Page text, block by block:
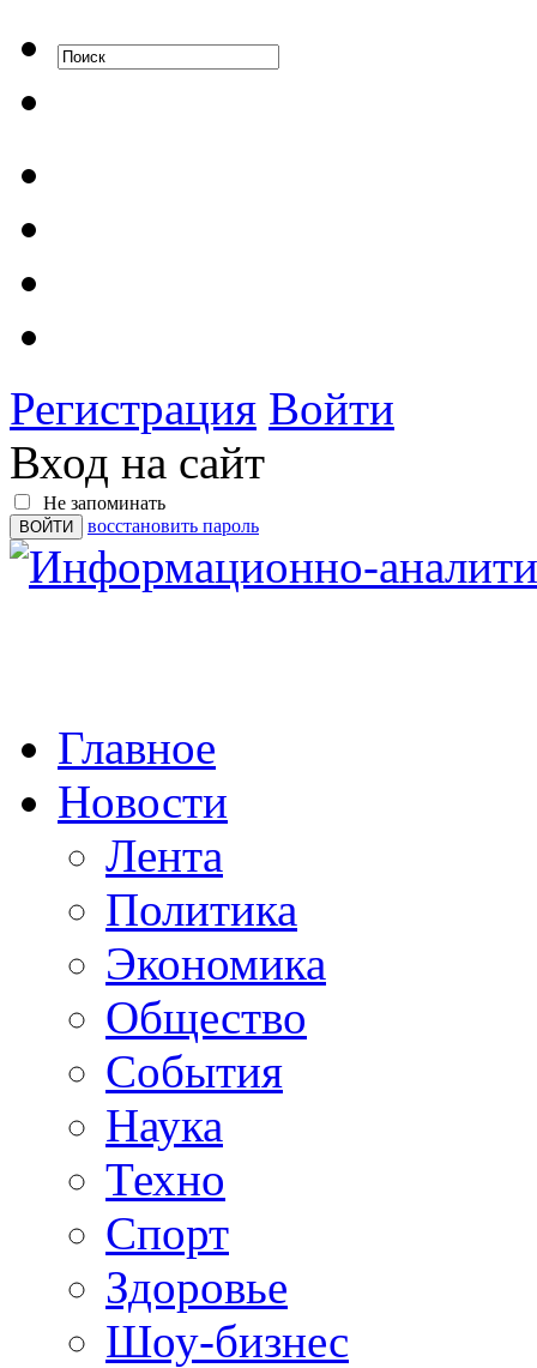
Регистрация Войти
Вход на сайт
Не запоминать
восстановить пароль
Главное
Новости
Лента
Политика
Экономика
Общество
События
Наука
Техно
Спорт
Здоровье
Шоу-бизнес